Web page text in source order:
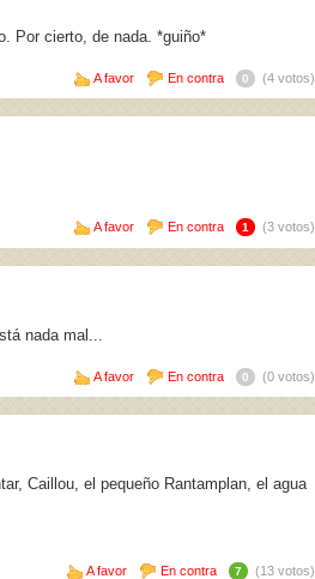
Por cierto, de nada. *guiño*
A favor En contra 0 (4 votos)
A favor En contra 1 (3 votos)
nada mal...
A favor En contra 0 (0 votos)
Caillou, el pequeño Rantamplan, el agua
A favor En contra 7 (13 votos)